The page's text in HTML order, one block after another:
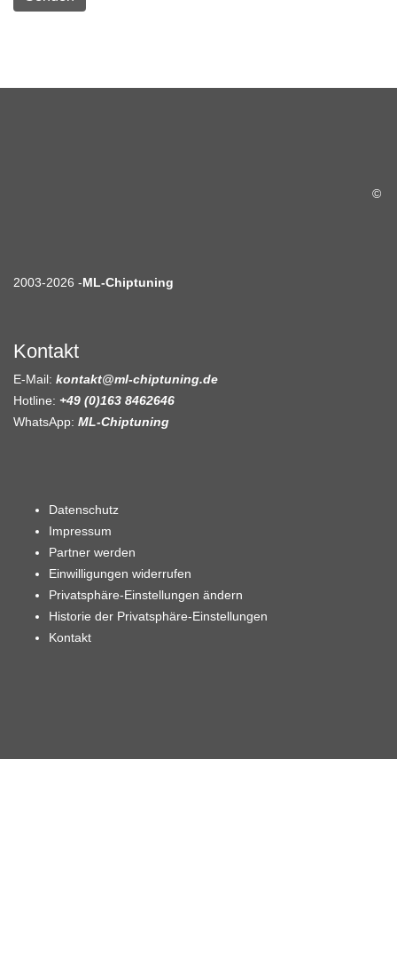
©
2003-2026 -ML-Chiptuning
Kontakt
E-Mail: kontakt@ml-chiptuning.de
Hotline: +49 (0)163 8462646
WhatsApp: ML-Chiptuning
Datenschutz
Impressum
Partner werden
Einwilligungen widerrufen
Privatsphäre-Einstellungen ändern
Historie der Privatsphäre-Einstellungen
Kontakt